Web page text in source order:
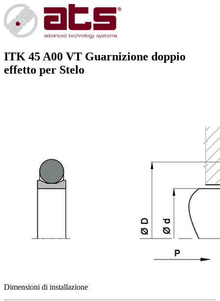
ITK 45 A00 VT Guarnizione doppio
effetto per Stelo
Dimensioni di installazione